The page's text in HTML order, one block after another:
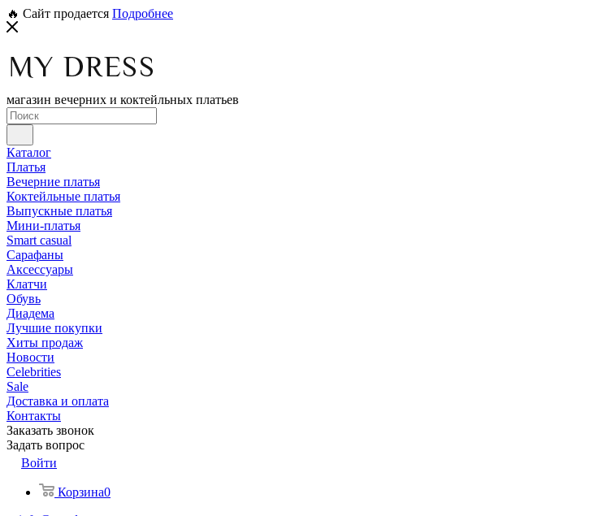
🔥 Сайт продается Подробнее
магазин вечерних и коктейльных платьев
Каталог
Платья
Вечерние платья
Коктейльные платья
Выпускные платья
Мини-платья
Smart casual
Сарафаны
Аксессуары
Клатчи
Обувь
Диадема
Лучшие покупки
Хиты продаж
Новости
Celebrities
Sale
Доставка и оплата
Контакты
Заказать звонок
Задать вопрос
Войти
Корзина0